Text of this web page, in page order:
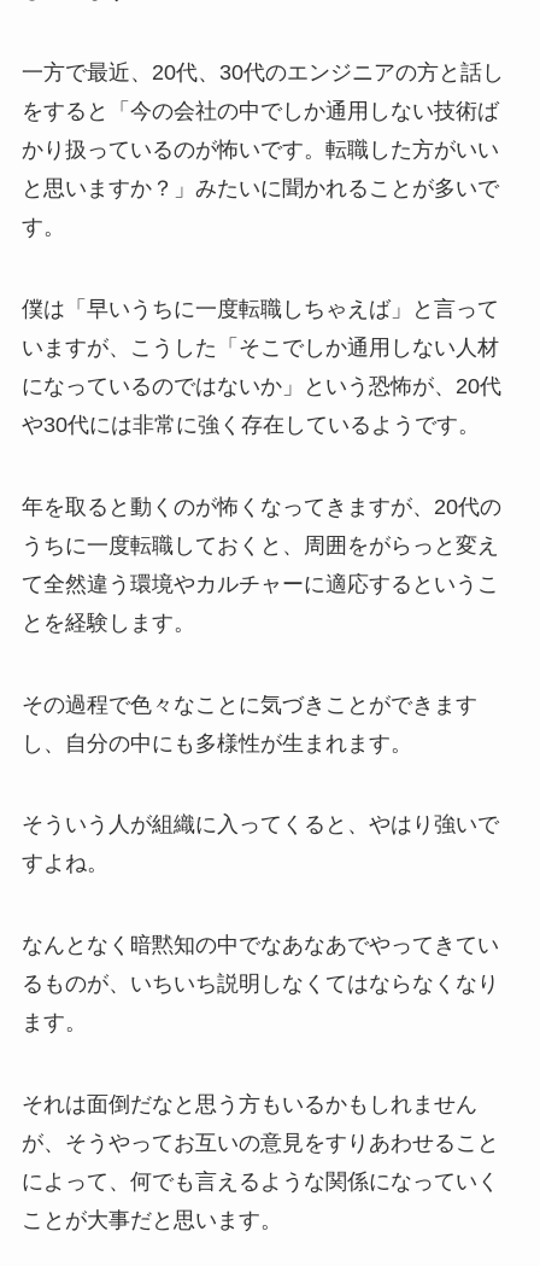
一方で最近、20代、30代のエンジニアの方と話し
をすると「今の会社の中でしか通用しない技術ば
かり扱っているのが怖いです。転職した方がいい
と思いますか？」みたいに聞かれることが多いで
す。
僕は「早いうちに一度転職しちゃえば」と言って
いますが、こうした「そこでしか通用しない人材
になっているのではないか」という恐怖が、20代
や30代には非常に強く存在しているようです。
年を取ると動くのが怖くなってきますが、20代の
うちに一度転職しておくと、周囲をがらっと変え
て全然違う環境やカルチャーに適応するというこ
とを経験します。
その過程で色々なことに気づきことができます
し、自分の中にも多様性が生まれます。
そういう人が組織に入ってくると、やはり強いで
すよね。
なんとなく暗黙知の中でなあなあでやってきてい
るものが、いちいち説明しなくてはならなくなり
ます。
それは面倒だなと思う方もいるかもしれません
が、そうやってお互いの意見をすりあわせること
によって、何でも言えるような関係になっていく
ことが大事だと思います。